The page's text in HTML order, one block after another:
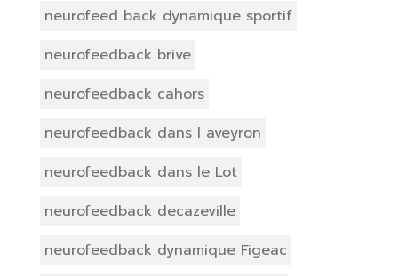
neurofeed back dynamique sportif
neurofeedback brive
neurofeedback cahors
neurofeedback dans l aveyron
neurofeedback dans le Lot
neurofeedback decazeville
neurofeedback dynamique Figeac